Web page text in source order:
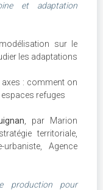
et adaptation
sur le
les adaptations
axes : comment on
espaces refuges
, par Marion
territoriale,
Agence
production pour